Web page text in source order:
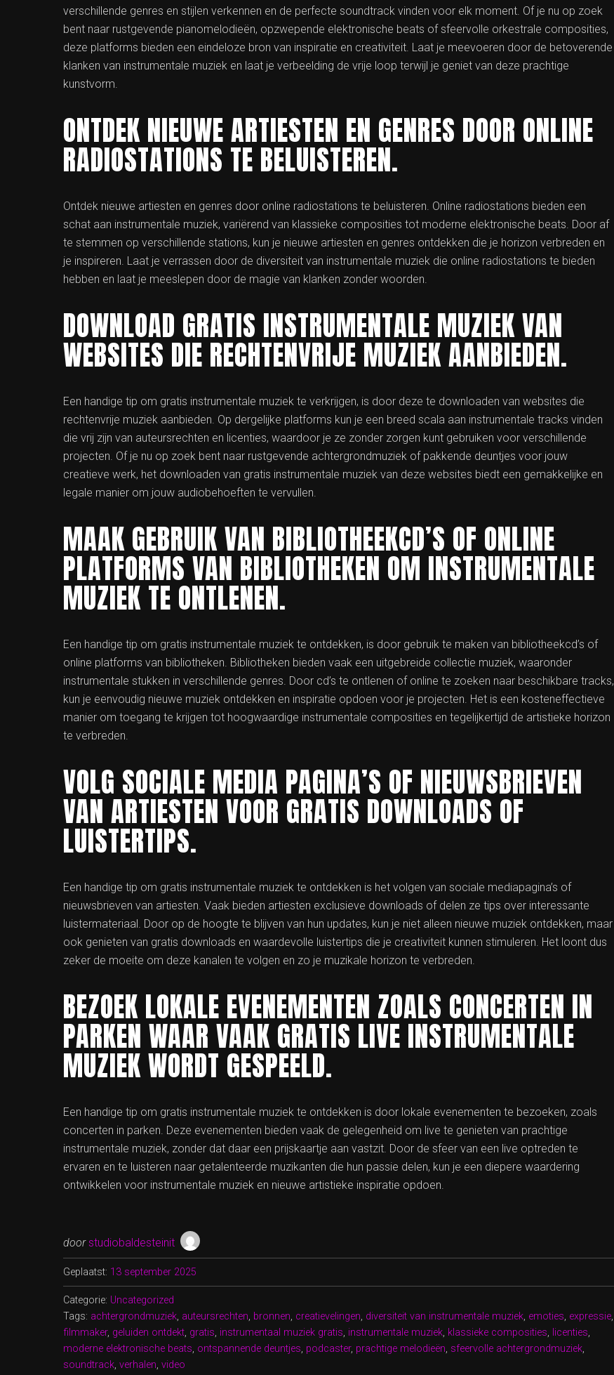
verschillende genres en stijlen verkennen en de perfecte soundtrack vinden voor elk moment. Of je nu op zoek
bent naar rustgevende pianomelodieën, opzwepende elektronische beats of sfeervolle orkestrale composities,
deze platforms bieden een eindeloze bron van inspiratie en creativiteit. Laat je meevoeren door de betoverende
klanken van instrumentale muziek en laat je verbeelding de vrije loop terwijl je geniet van deze prachtige
kunstvorm.
ONTDEK NIEUWE ARTIESTEN EN GENRES DOOR ONLINE
RADIOSTATIONS TE BELUISTEREN.
Ontdek nieuwe artiesten en genres door online radiostations te beluisteren. Online radiostations bieden een
schat aan instrumentale muziek, variërend van klassieke composities tot moderne elektronische beats. Door af
te stemmen op verschillende stations, kun je nieuwe artiesten en genres ontdekken die je horizon verbreden en
je inspireren. Laat je verrassen door de diversiteit van instrumentale muziek die online radiostations te bieden
hebben en laat je meeslepen door de magie van klanken zonder woorden.
DOWNLOAD GRATIS INSTRUMENTALE MUZIEK VAN
WEBSITES DIE RECHTENVRIJE MUZIEK AANBIEDEN.
Een handige tip om gratis instrumentale muziek te verkrijgen, is door deze te downloaden van websites die
rechtenvrije muziek aanbieden. Op dergelijke platforms kun je een breed scala aan instrumentale tracks vinden
die vrij zijn van auteursrechten en licenties, waardoor je ze zonder zorgen kunt gebruiken voor verschillende
projecten. Of je nu op zoek bent naar rustgevende achtergrondmuziek of pakkende deuntjes voor jouw
creatieve werk, het downloaden van gratis instrumentale muziek van deze websites biedt een gemakkelijke en
legale manier om jouw audiobehoeften te vervullen.
MAAK GEBRUIK VAN BIBLIOTHEEKCD’S OF ONLINE
PLATFORMS VAN BIBLIOTHEKEN OM INSTRUMENTALE
MUZIEK TE ONTLENEN.
Een handige tip om gratis instrumentale muziek te ontdekken, is door gebruik te maken van bibliotheekcd’s of
online platforms van bibliotheken. Bibliotheken bieden vaak een uitgebreide collectie muziek, waaronder
instrumentale stukken in verschillende genres. Door cd’s te ontlenen of online te zoeken naar beschikbare tracks,
kun je eenvoudig nieuwe muziek ontdekken en inspiratie opdoen voor je projecten. Het is een kosteneffectieve
manier om toegang te krijgen tot hoogwaardige instrumentale composities en tegelijkertijd de artistieke horizon
te verbreden.
VOLG SOCIALE MEDIA PAGINA’S OF NIEUWSBRIEVEN
VAN ARTIESTEN VOOR GRATIS DOWNLOADS OF
LUISTERTIPS.
Een handige tip om gratis instrumentale muziek te ontdekken is het volgen van sociale mediapagina’s of
nieuwsbrieven van artiesten. Vaak bieden artiesten exclusieve downloads of delen ze tips over interessante
luistermateriaal. Door op de hoogte te blijven van hun updates, kun je niet alleen nieuwe muziek ontdekken, maar
ook genieten van gratis downloads en waardevolle luistertips die je creativiteit kunnen stimuleren. Het loont dus
zeker de moeite om deze kanalen te volgen en zo je muzikale horizon te verbreden.
BEZOEK LOKALE EVENEMENTEN ZOALS CONCERTEN IN
PARKEN WAAR VAAK GRATIS LIVE INSTRUMENTALE
MUZIEK WORDT GESPEELD.
Een handige tip om gratis instrumentale muziek te ontdekken is door lokale evenementen te bezoeken, zoals
concerten in parken. Deze evenementen bieden vaak de gelegenheid om live te genieten van prachtige
instrumentale muziek, zonder dat daar een prijskaartje aan vastzit. Door de sfeer van een live optreden te
ervaren en te luisteren naar getalenteerde muzikanten die hun passie delen, kun je een diepere waardering
ontwikkelen voor instrumentale muziek en nieuwe artistieke inspiratie opdoen.
door studiobaldesteinit
Geplaatst: 13 september 2025
Categorie: Uncategorized
Tags: achtergrondmuziek, auteursrechten, bronnen, creatievelingen, diversiteit van instrumentale muziek, emoties, expressie,
filmmaker, geluiden ontdekt, gratis, instrumentaal muziek gratis, instrumentale muziek, klassieke composities, licenties,
moderne elektronische beats, ontspannende deuntjes, podcaster, prachtige melodieën, sfeervolle achtergrondmuziek,
soundtrack, verhalen, video